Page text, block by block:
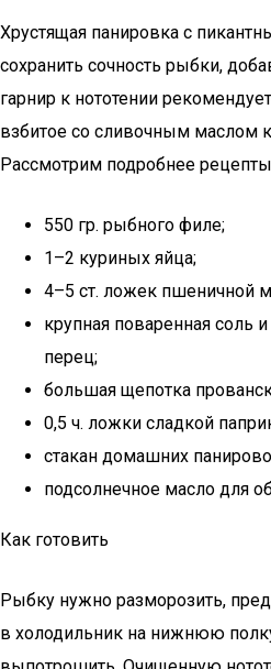
Хрустящая панировка с
сохранить сочность рыбки,
гарнир к нототении
взбитое со сливочным маслом
Рассмотрим подробнее
550 гр. рыбного филе;
1–2 куриных яйца;
4–5 ст. ложек пшеничной
крупная поваренная
перец;
большая щепотка
0,5 ч. ложки сладкой
стакан домашних
подсолнечное масло для
Как готовить
Рыбку нужно разморозить,
в холодильник на нижнюю